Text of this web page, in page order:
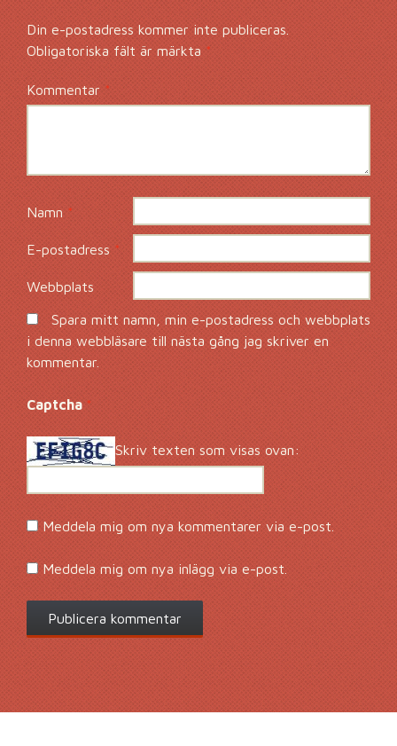
Din e-postadress kommer inte publiceras.
Obligatoriska fält är märkta *
Kommentar*
Namn *
E-postadress *
Webbplats
Spara mitt namn, min e-postadress och webbplats
i denna webbläsare till nästa gång jag skriver en
kommentar.
Captcha*
Skriv texten som visas ovan:
Meddela mig om nya kommentarer via e-post.
Meddela mig om nya inlägg via e-post.